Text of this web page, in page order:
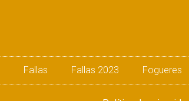
Fallas Fallas 2023 Fogueres